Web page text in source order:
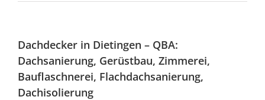
Dachdecker in Dietingen – QBA:
Dachsanierung, Gerüstbau, Zimmerei,
Bauflaschnerei, Flachdachsanierung,
Dachisolierung